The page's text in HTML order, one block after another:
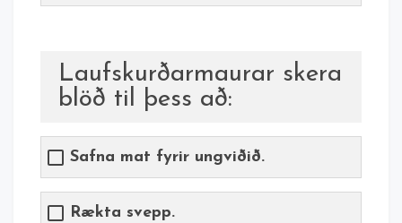
Laufskurðarmaurar skera
blöð til þess að:
Safna mat fyrir ungviðið.
Rækta svepp.